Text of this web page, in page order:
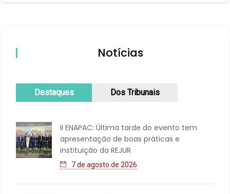
Notícias
Destaques Dos Tribunais
II ENAPAC: Última tarde do evento tem
apresentação de boas práticas e
instituição da REJUR
7 de agosto de 2026